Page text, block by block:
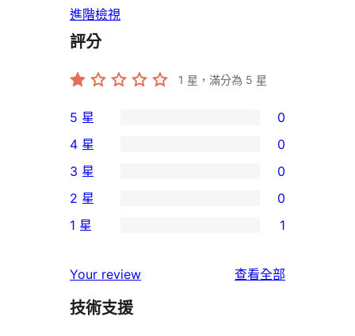
進階檢視
評分
1 星，滿分為 5 星
0
個
5
星
使
者
論
5 星 0
個
4
星
用
者
4 星 0
0
個
3
使
用
3 星 0
個
星
使
2 星 0
1
星
1 星 1
Your review 查看全部
技術支援